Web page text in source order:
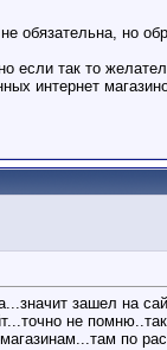
обязательна, но
так то
интернет
зашел на
не
по